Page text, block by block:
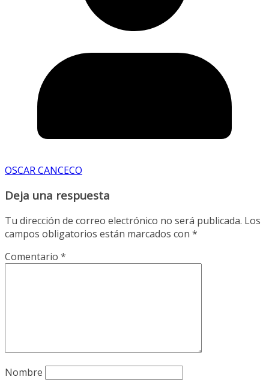
OSCAR CANCECO
Deja una respuesta
Tu dirección de correo electrónico no será publicada. Los
campos obligatorios están marcados con *
Comentario *
Nombre